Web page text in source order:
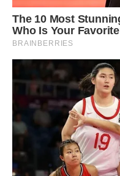
Голді Хоун:«Мені
Всім такої чистої і щирої
За матеріалами